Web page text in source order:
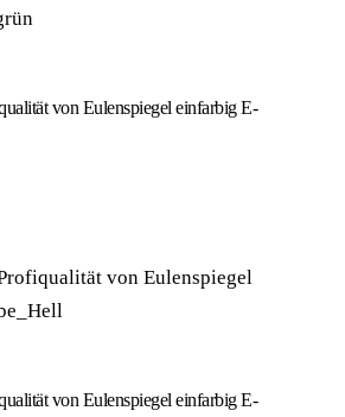
von Eulenspiegel einfarbig E-
von Eulenspiegel einfarbig E-